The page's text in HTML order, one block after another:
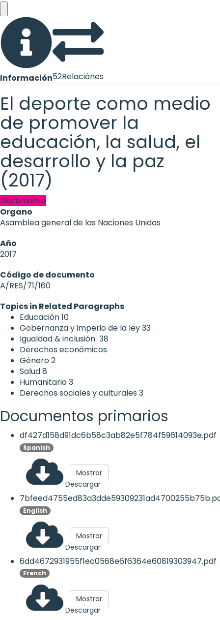
Información52Relaciónes
El deporte como medio
de promover la
educación, la salud, el
desarrollo y la paz
(2017)
Documento
Organo
Asamblea general de las Naciones Unidas
Año
2017
Código de documento
A/RES/71/160
Topics in Related Paragraphs
Educación10
Gobernanza y imperio de la ley33
Igualdad & inclusión 38
Derechos económicos
Género2
Salud8
Humanitario3
Derechos sociales y culturales 3
Documentos primarios
df427d158d91dc6b58c3ab82e5f784f59614093e.pdf
Spanish
Descargar
Mostrar
English
Descargar
Mostrar
6dd4672931955f1ec0568e6f6364e60819303947.pdf
French
Descargar
Mostrar